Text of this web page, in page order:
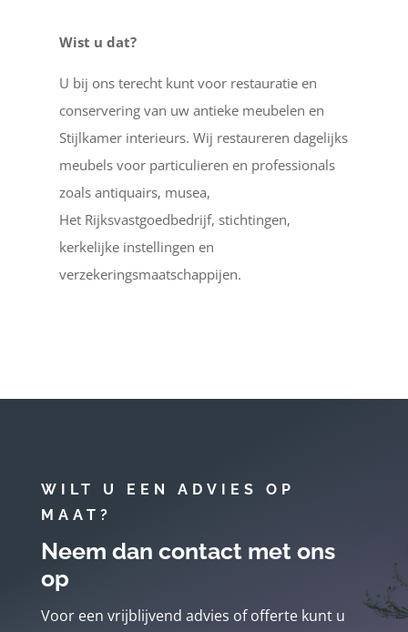
Wist u dat?
U bij ons terecht kunt voor restauratie en
conservering van uw antieke meubelen en
Stijlkamer interieurs. Wij restaureren dagelijks
meubels voor particulieren en professionals
zoals antiquairs, musea,
Het Rijksvastgoedbedrijf, stichtingen,
kerkelijke instellingen en
verzekeringsmaatschappijen.
WILT U EEN ADVIES OP
MAAT?
Neem dan contact met ons
op
Voor een vrijblijvend advies of offerte kunt u